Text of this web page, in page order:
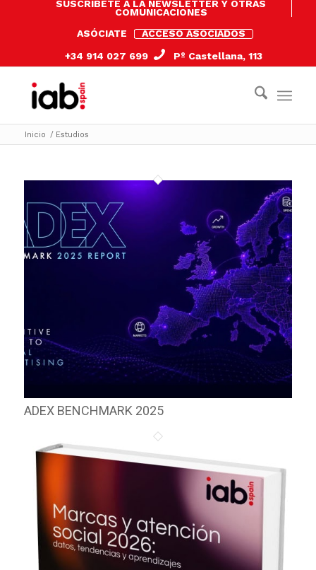
SUSCRÍBETE A LA NEWSLETTER Y OTRAS
COMUNICACIONES
ASÓCIATE
ACCESO ASOCIADOS
+34 914 027 699
Pº Castellana, 113
Inicio / Estudios
ADEX BENCHMARK 2025